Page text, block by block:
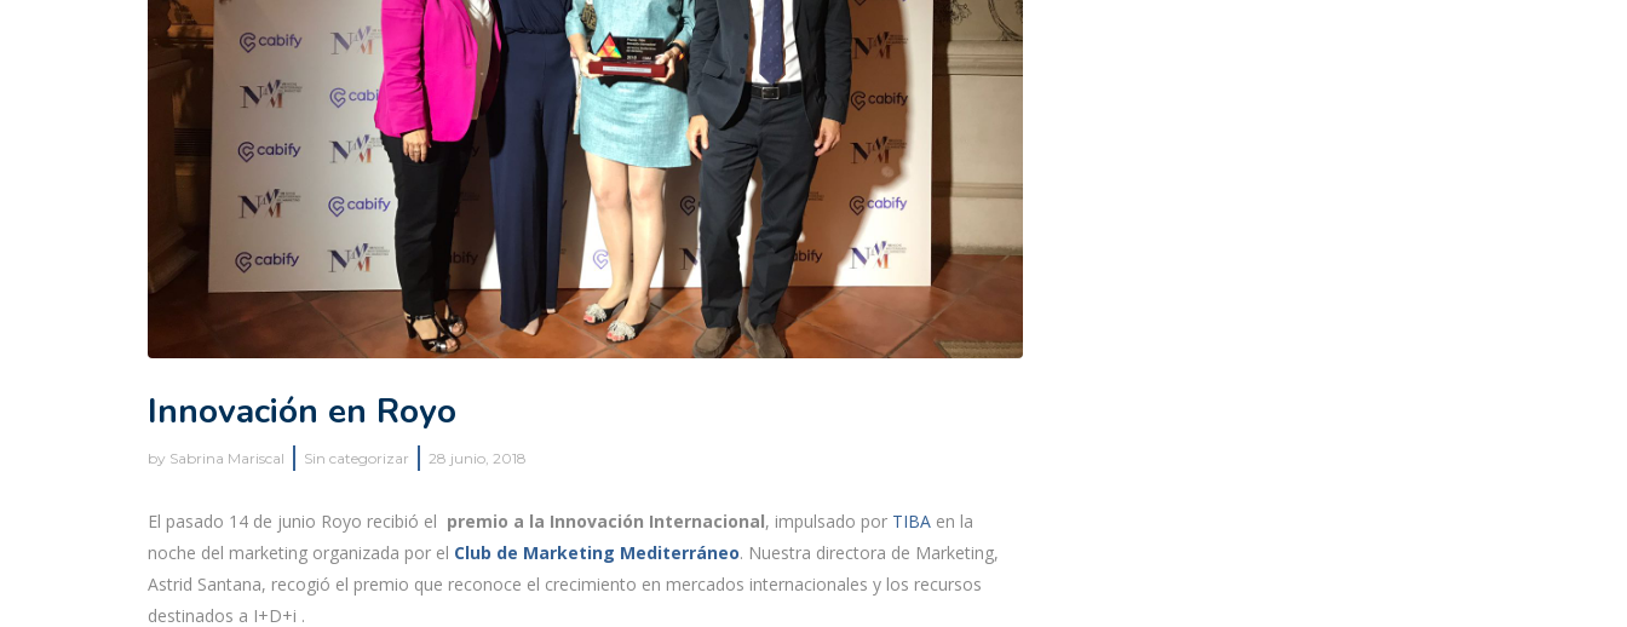
Innovación en Royo
by Sabrina Mariscal Sin categorizar 28 junio, 2018
El pasado 14 de junio Royo recibió el premio a la Innovación Internacional, impulsado por TIBA en la
noche del marketing organizada por el Club de Marketing Mediterráneo. Nuestra directora de Marketing,
Astrid Santana, recogió el premio que reconoce el crecimiento en mercados internacionales y los recursos
destinados a I+D+i .